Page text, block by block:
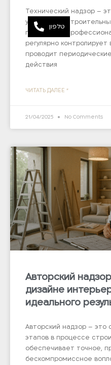
Технический надзор –
управлении
проектами.
регулярно
проводит
действия
ЧИТАТЬ ДАЛЕЕ "
21/04/2025 No Comments
Авторский
дизайне
идеального
Авторский надзор –
этапов в процессе
обеспечивает точное,
бескомпромиссное
טלפון